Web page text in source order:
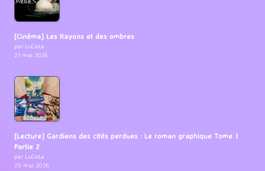
[Cinéma] Les Rayons et des ombres
par LuCioLe
27 mai 2026
[Lecture] Gardiens des cités perdues : Le roman graphique Tome 1
Partie 2
par LuCioLe
25 mai 2026